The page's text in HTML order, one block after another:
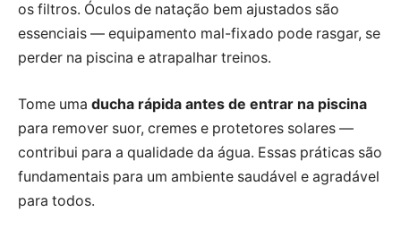
os filtros. Óculos de natação bem ajustados são
essenciais — equipamento mal-fixado pode rasgar, se
perder na piscina e atrapalhar treinos.
Tome uma ducha rápida antes de entrar na piscina
para remover suor, cremes e protetores solares —
contribui para a qualidade da água. Essas práticas são
fundamentais para um ambiente saudável e agradável
para todos.